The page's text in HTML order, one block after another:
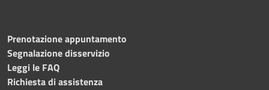
Prenotazione appuntamento
Segnalazione disservizio
Leggi le FAQ
Richiesta di assistenza